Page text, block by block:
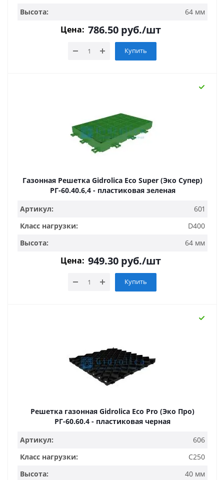
Высота:
64 мм
Цена: 786.50 руб./шт
Купить
Газонная Решетка Gidrolica Eco Super (Эко Супер)
РГ-60.40.6,4 - пластиковая зеленая
Артикул:
601
Класс нагрузки:
D400
Высота:
64 мм
Цена: 949.30 руб./шт
Купить
Решетка газонная Gidrolica Eco Pro (Эко Про)
РГ-60.60.4 - пластиковая черная
Артикул:
606
Класс нагрузки:
C250
Высота:
40 мм